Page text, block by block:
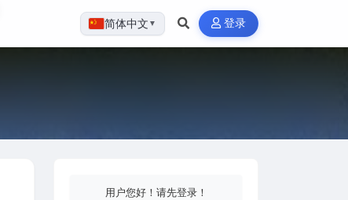
简体中文 ▼ 登录
用户您好！请先登录！